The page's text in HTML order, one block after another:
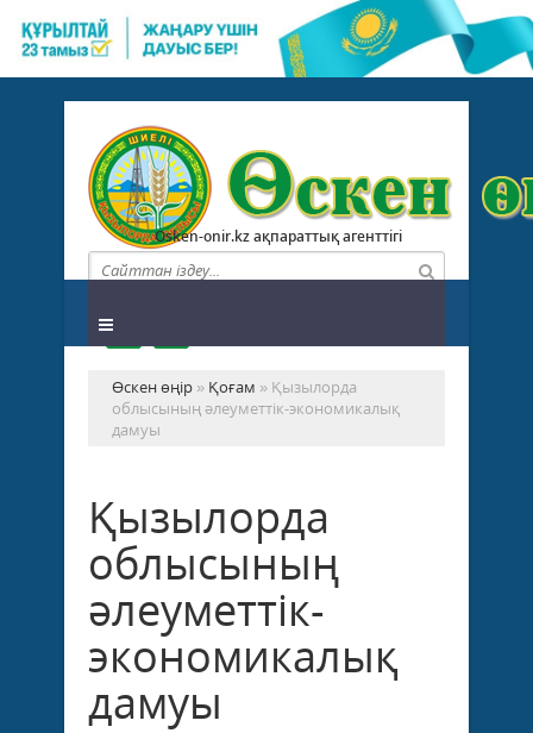
Osken-onir.kz ақпараттық агенттігі
Өскен өңір » Қоғам » Қызылорда
облысының әлеуметтік-экономикалық
дамуы
Қызылорда
облысының
әлеуметтік-
экономикалық
дамуы